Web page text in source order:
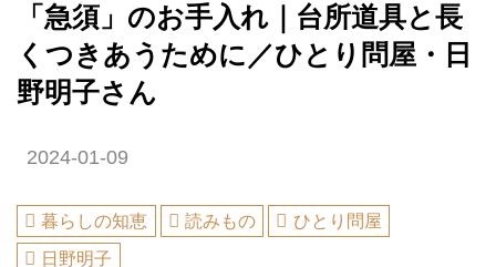
「急須」のお手入れ｜台所道具と長
くつきあうために／ひとり問屋・日
野明子さん
2024-01-09
暮らしの知恵 読みもの
ひとり問屋
日野明子